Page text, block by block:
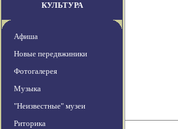
КУЛЬТУРА
Афиша
Новые передвжиники
Фотогалерея
Музыка
"Неизвестные" музеи
Риторика